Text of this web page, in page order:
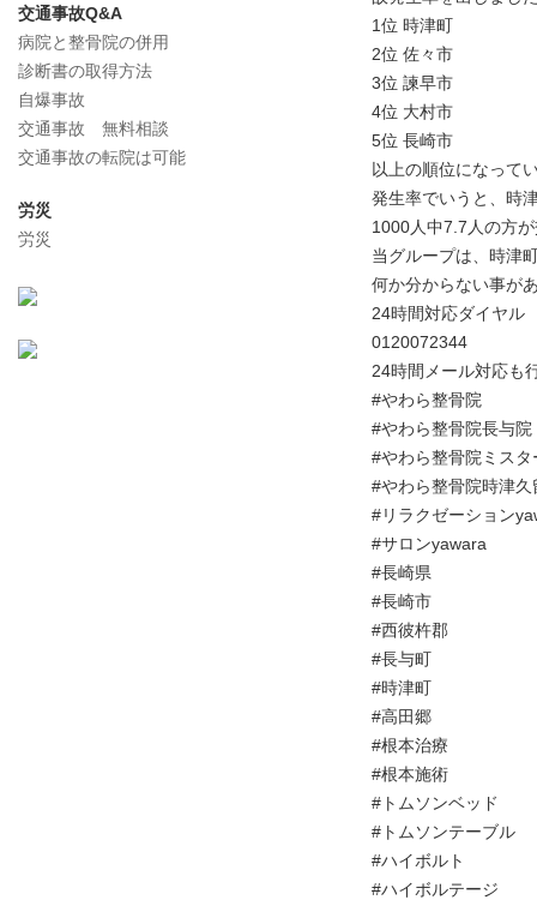
1位 時津町
2位 佐々市
3位 諫早市
4位 大村市
5位 長崎市
以上の順位になって
発生率でいうと、時
1000人中7.7人の方
当グループは、時津
何か分からない事が
24時間対応ダイヤル
0120072344
24時間メール対応も
#やわら整骨院
#やわら整骨院長与院
#やわら整骨院ミス
#やわら整骨院時津久
#リラクゼーション
#サロンyawara
#長崎県
#長崎市
#西彼杵郡
#長与町
#時津町
#高田郷
#根本治療
#根本施術
#トムソンベッド
#トムソンテーブル
#ハイボルト
#ハイボルテージ
交通事故Q&A
病院と整骨院の併用
診断書の取得方法
自爆事故
交通事故 無料相談
交通事故の転院は可能
労災
労災